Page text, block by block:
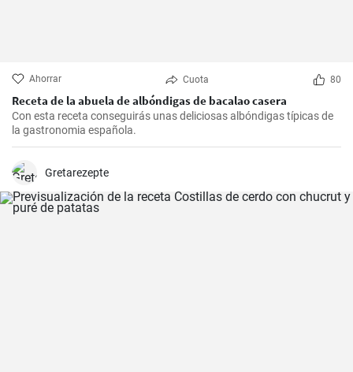
Ahorrar Cuota 80
Receta de la abuela de albóndigas de bacalao casera
Con esta receta conseguirás unas deliciosas albóndigas típicas de
la gastronomia española.
Gretarezepte